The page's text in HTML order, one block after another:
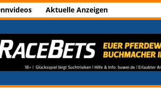
Aktuelle Anzeigen